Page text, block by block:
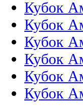
Кубок
Кубок
Кубок
Кубок
Кубок
Кубок